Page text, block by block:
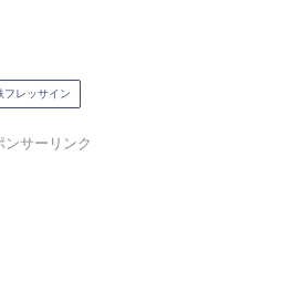
レッサイン
ンサーリンク